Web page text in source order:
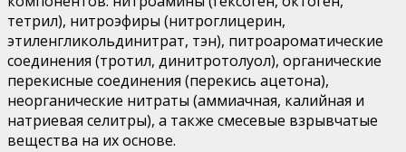
тетрил), нитроэфиры (нитроглицерин,
этиленгликольдинитрат, тэн), питроароматические
соединения (тротил, динитротолуол), органические
перекисные соединения (перекись ацетона),
неорганические нитраты (аммиачная, калийная и
натриевая селитры), а также смесевые взрывчатые
вещества на их основе.